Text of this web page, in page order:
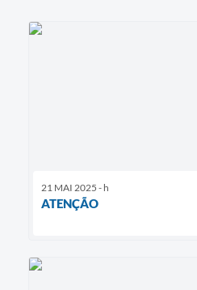
21 MAI 2025 - h
ATENÇÃO